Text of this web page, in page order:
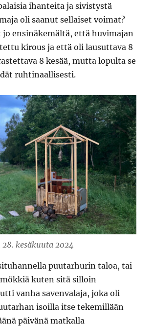
ihanteita ja sivistystä
oli saanut sellaiset voimat?
jo ensinäkemältä, että huvimajan
kirous ja että oli lausuttava 8
8 kesää, mutta lopulta se
ruhtinaallisesti.
kesäkuuta 2024
puutarhurin taloa, tai
kuten sitä silloin
vanha savenvalaja, joka oli
isoilla itse tekemillään
päivänä matkalla